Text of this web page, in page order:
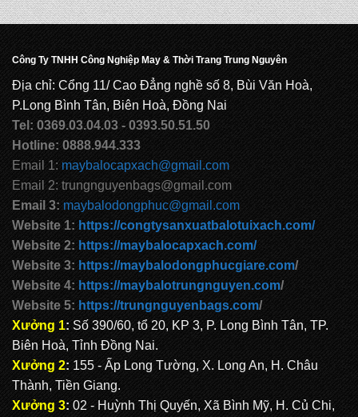
CẶP HỌC SINH MS: TN 5014
CẶP HỌC SINH MS: TN 5013
CẶP HỌC SINH MS: TN 5012
Công Ty TNHH Công Nghiệp May & Thời Trang Trung Nguyên
Địa chỉ: Cổng 11/ Cao Đẳng nghề số 8, Bùi Văn Hoà,
P.Long Bình Tân, Biên Hoà, Đồng Nai
Tel: 0369.03.04.03 - 0393.50.51.50
Hotline: 0888.944.333
Email 1: maybalocapxach@gmail.com
Email 2: trungnguyenbags@gmail.com
Email 3: maybalodongphuc@gmail.com
Website 1: https://congtysanxuatbalotuixach.com/
Website 2: https://maybalocapxach.com/
Website 3: https://maybalodongphucgiare.com/
Website 4: https://maybalotrungnguyen.com/
Website 5: https://trungnguyenbags.com/
Xưởng 1: Số 390/60, tổ 20, KP 3, P. Long Bình Tân, TP.
Biên Hoà, Tỉnh Đồng Nai.
Xưởng 2: 155 - Ấp Long Tường, X. Long An, H. Châu
Thành, Tiền Giang.
Xưởng 3: 02 - Huỳnh Thị Quyến, Xã Bình Mỹ, H. Củ Chi,